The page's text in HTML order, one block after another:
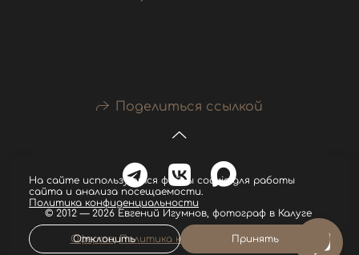
Поделиться ссылкой
© 2012 — 2026 Евгений Игумнов, фотограф в Калуге
Оферта,Политика конфиденциальности
На сайте используются файлы cookie для работы
сайта и анализа посещаемости.
Политика конфиденциальности
Отклонить Принять